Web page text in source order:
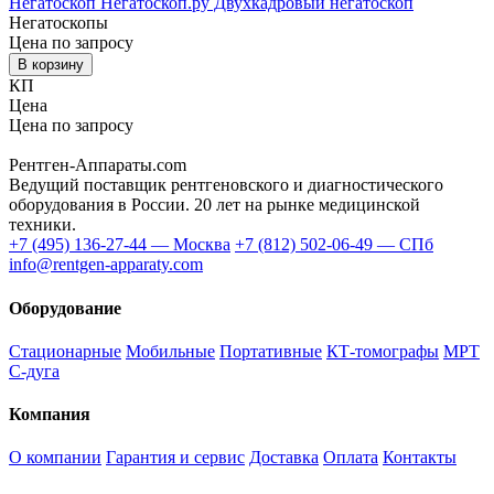
Негатоскопы
Цена по запросу
В корзину
КП
Цена
Цена по запросу
Рентген-Аппараты.com
Ведущий поставщик рентгеновского и диагностического
оборудования в России. 20 лет на рынке медицинской
техники.
+7 (495) 136-27-44 — Москва +7 (812) 502-06-49 — СПб
info@rentgen-apparaty.com
Оборудование
Стационарные Мобильные Портативные КТ-томографы МРТ
С-дуга
Компания
О компании Гарантия и сервис Доставка Оплата Контакты